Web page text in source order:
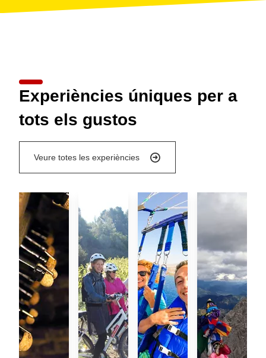
Experiències úniques per a
tots els gustos
Veure totes les experiències